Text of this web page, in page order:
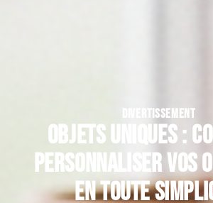
DIVERTISSEMENT
Objets uniques :
personnaliser vos
en toute